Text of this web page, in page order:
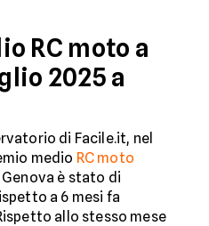
RC moto a
2025 a
di Facile.it, nel
medio RC moto
è stato di
a 6 mesi fa
allo stesso mese